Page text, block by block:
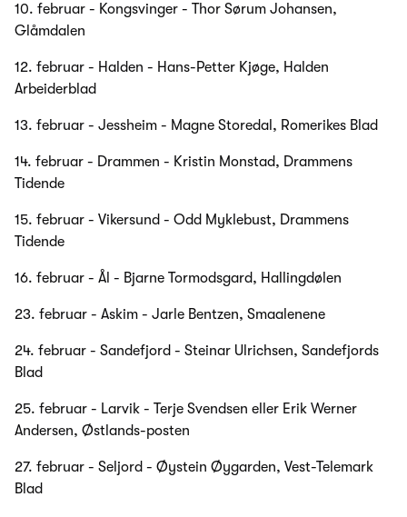
10. februar - Kongsvinger - Thor Sørum Johansen,
Glåmdalen
12. februar - Halden - Hans-Petter Kjøge, Halden
Arbeiderblad
13. februar - Jessheim - Magne Storedal, Romerikes Blad
14. februar - Drammen - Kristin Monstad, Drammens
Tidende
15. februar - Vikersund - Odd Myklebust, Drammens
Tidende
16. februar - Ål - Bjarne Tormodsgard, Hallingdølen
23. februar - Askim - Jarle Bentzen, Smaalenene
24. februar - Sandefjord - Steinar Ulrichsen, Sandefjords
Blad
25. februar - Larvik - Terje Svendsen eller Erik Werner
Andersen, Østlands-posten
27. februar - Seljord - Øystein Øygarden, Vest-Telemark
Blad